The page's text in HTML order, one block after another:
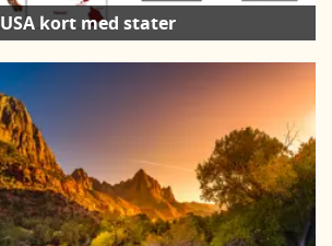
USA kort med stater